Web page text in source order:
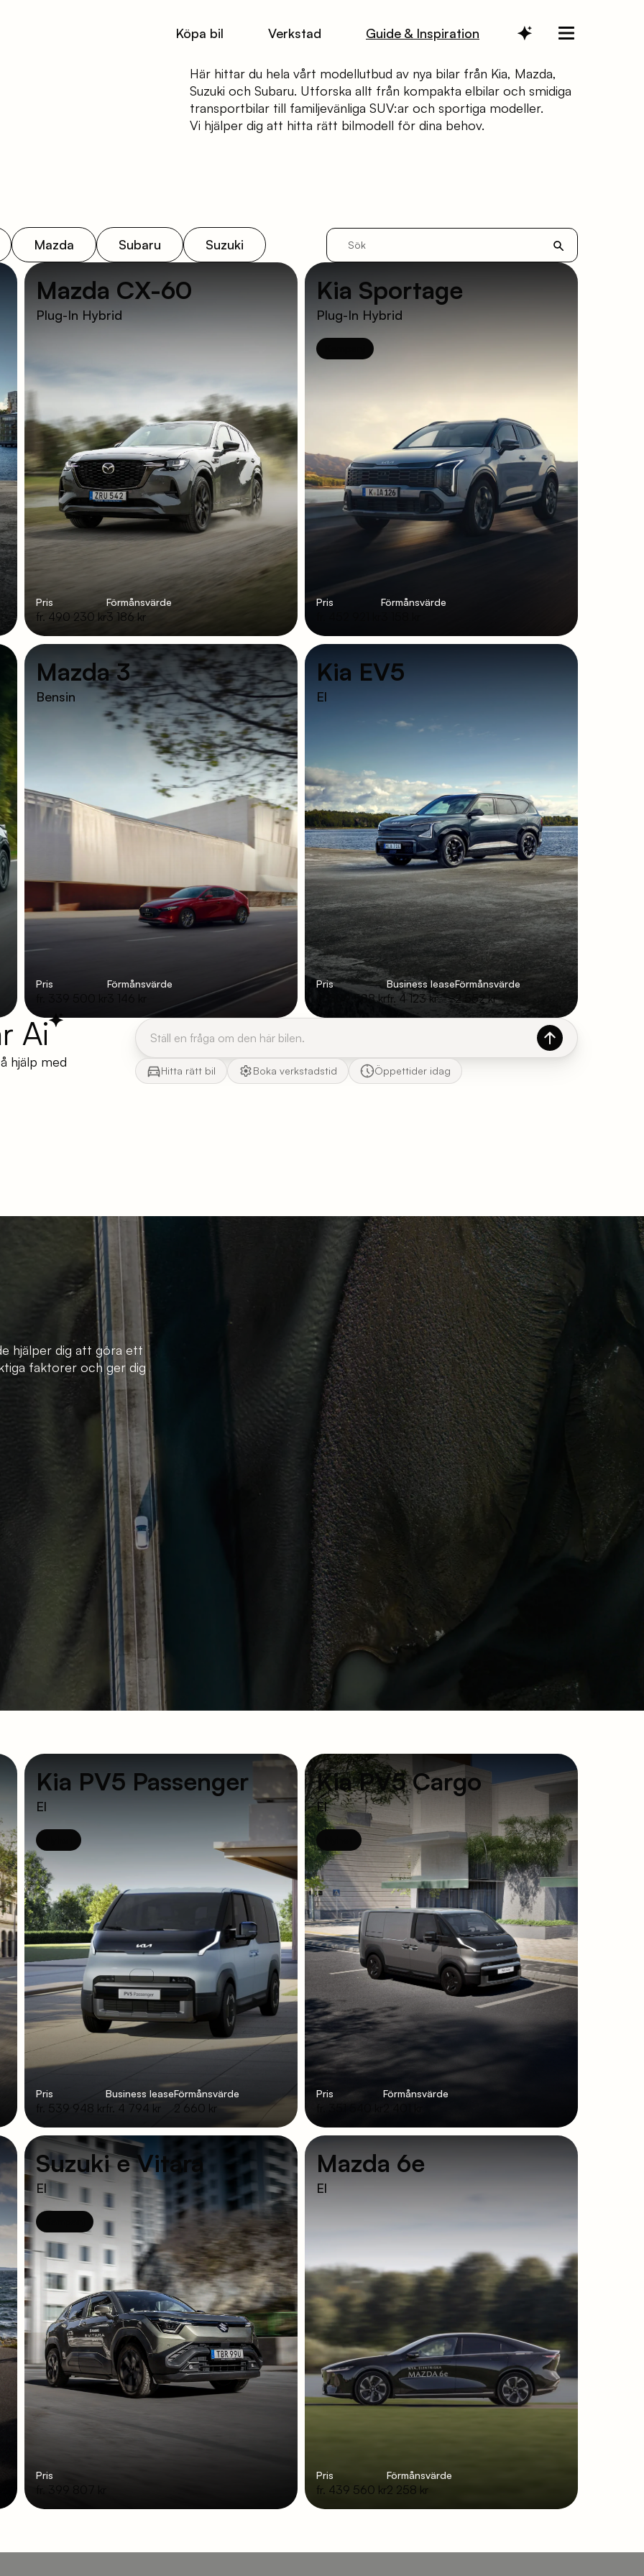
Köpa bil Verkstad Guide & Inspiration
Här hittar du hela vårt modellutbud av nya bilar från Kia, Mazda,
Suzuki och Subaru. Utforska allt från kompakta elbilar och smidiga
transportbilar till familjevänliga SUV:ar och sportiga modeller.
Vi hjälper dig att hitta rätt bilmodell för dina behov.
Mazda Subaru Suzuki Sök
Mazda CX-60
Plug-In Hybrid
Pris
fr. 490 230 kr
Förmånsvärde
3 186 kr
Kia Sportage
Plug-In Hybrid
Pris Förmånsvärde
Mazda 3
Bensin
Pris Förmånsvärde
Kia EV5
El
Pris
fr. 509 588 kr
Business lease
fr. 4 123 kr
Förmånsvärde
2 552 kr
Ai
hjälp med
Hitta rätt bil Boka verkstadstid Öppettider idag
hjälper dig att göra ett
faktorer och ger dig
Kia PV5 Passenger
El
Pris
fr. 539 948 kr
Business lease
fr. 4 794 kr
Förmånsvärde
2 660 kr
Kia PV5 Cargo
El
Pris Förmånsvärde
Suzuki e Vitara
El
Pris
Mazda 6e
El
Pris
fr. 439 560 kr
Förmånsvärde
2 258 kr